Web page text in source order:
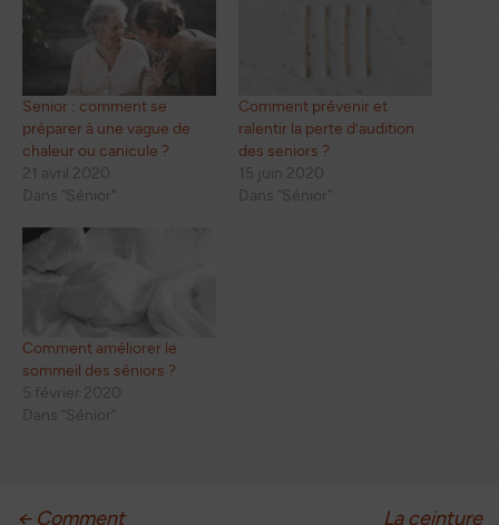
Senior : comment se
préparer à une vague de
chaleur ou canicule ?
21 avril 2020
Dans "Sénior"
Comment prévenir et
ralentir la perte d’audition
des seniors ?
15 juin 2020
Dans "Sénior"
Comment améliorer le
sommeil des séniors ?
5 février 2020
Dans "Sénior"
←Comment
La ceinture